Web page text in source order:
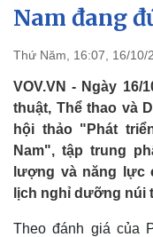
Đảng
Tổ chức nhân sự
Nhận diện sự thật
Nam đang
Thứ Năm, 16:07, 16/10/
VOV.VN - Ngày 16/
thuật, Thể thao và
hội thảo "Phát
Nam", tập trung
lượng và năng lực
lịch nghỉ dưỡng núi
Theo đánh giá của